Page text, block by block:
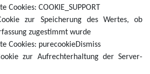
Cookies: COOKIE_SUPPORT
zur Speicherung des Wertes, ob
zugestimmt wurde
Cookies: purecookieDismiss
zur Aufrechterhaltung der Server-